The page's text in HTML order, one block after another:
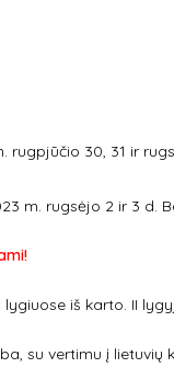
rugpjūčio 30, 31 ir
m. rugsėjo 2 ir 3 d.
iš karto. II
su vertimu į lietuvių